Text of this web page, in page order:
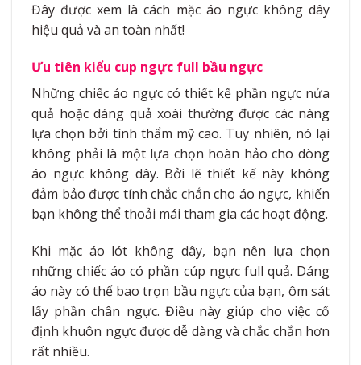
Đây được xem là cách mặc áo ngực không dây
hiệu quả và an toàn nhất!
Ưu tiên kiểu cup ngực full bầu ngực
Những chiếc áo ngực có thiết kế phần ngực nửa
quả hoặc dáng quả xoài thường được các nàng
lựa chọn bởi tính thẩm mỹ cao. Tuy nhiên, nó lại
không phải là một lựa chọn hoàn hảo cho dòng
áo ngực không dây. Bởi lẽ thiết kế này không
đảm bảo được tính chắc chắn cho áo ngực, khiến
bạn không thể thoải mái tham gia các hoạt động.
Khi mặc áo lót không dây, bạn nên lựa chọn
những chiếc áo có phần cúp ngực full quả. Dáng
áo này có thể bao trọn bầu ngực của bạn, ôm sát
lấy phần chân ngực. Điều này giúp cho việc cố
định khuôn ngực được dễ dàng và chắc chắn hơn
rất nhiều.